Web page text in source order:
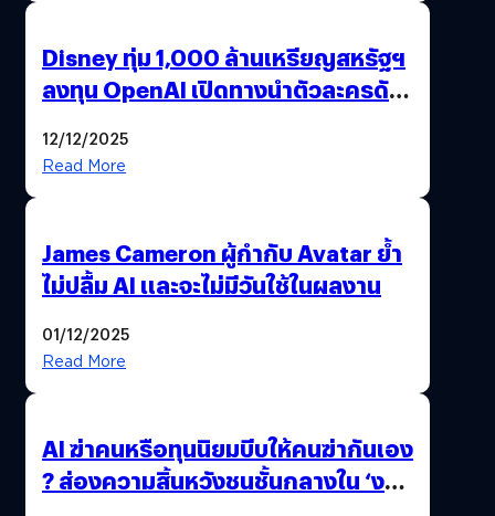
Disney ทุ่ม 1,000 ล้านเหรียญสหรัฐฯ
ลงทุน OpenAI เปิดทางนำตัวละครดัง
12/12/2025
Read More
James Cameron ผู้กำกับ Avatar ย้ำ
ไม่ปลื้ม AI และจะไม่มีวันใช้ในผลงาน
01/12/2025
Read More
AI ฆ่าคนหรือทุนนิยมบีบให้คนฆ่ากันเอง
? ส่องความสิ้นหวังชนชั้นกลางใน ‘งาน